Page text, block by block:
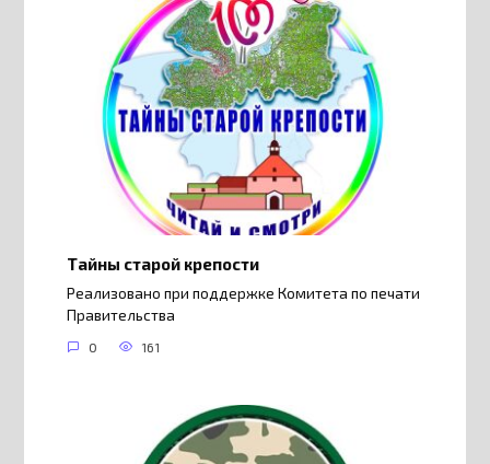
Тайны старой крепости
Реализовано при поддержке Комитета по печати
Правительства
0 161